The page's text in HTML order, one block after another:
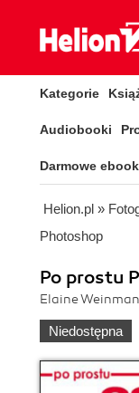
Kategorie
Audiobooki
Darmowe
Helion.pl »
Photoshop
Po prostu
Elaine
Niedostępna